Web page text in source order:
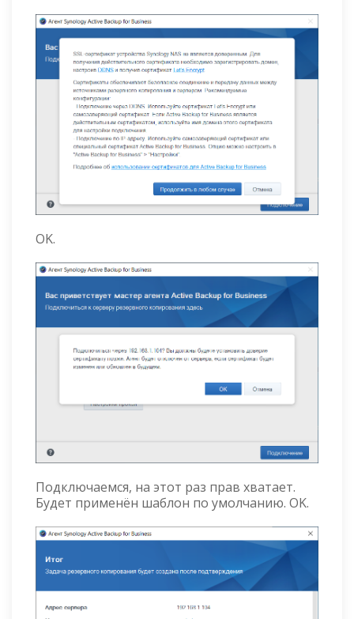
OK.
Подключаемся, на этот раз прав хватает.
Будет применён шаблон по умолчанию. OK.